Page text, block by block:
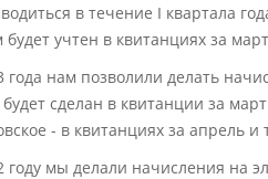
в течение I квартала
будет учтен в квитанциях за
года нам позволили делать
сделан в квитанции за
- в квитанциях за апрель и
году мы делали начисления на